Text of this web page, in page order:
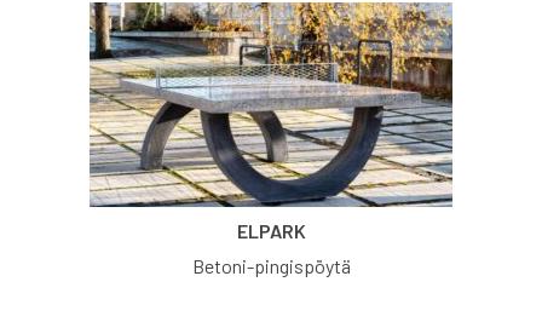
ELPARK
Betoni-pingispöytä